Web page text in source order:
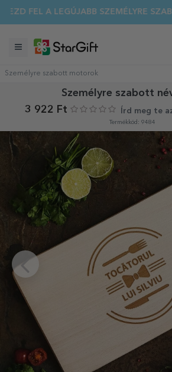
FEL A LEGÚJABB SZEMÉLYRE
Személyre szabott motorok
Személyre szabott
3 922 Ft
Írd meg te
Termékkód: 9484